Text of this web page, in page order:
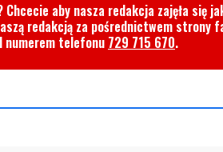
aby nasza redakcja zajęła się
redakcją za pośrednictwem strony
numerem telefonu 729 715 670.